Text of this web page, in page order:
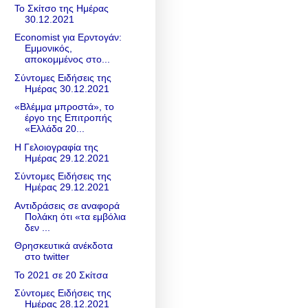
Το Σκίτσο της Ημέρας
30.12.2021
Economist για Ερντογάν:
Εμμονικός,
αποκομμένος στο...
Σύντομες Ειδήσεις της
Ημέρας 30.12.2021
«Βλέμμα μπροστά», το
έργο της Επιτροπής
«Ελλάδα 20...
Η Γελοιογραφία της
Ημέρας 29.12.2021
Σύντομες Ειδήσεις της
Ημέρας 29.12.2021
Αντιδράσεις σε αναφορά
Πολάκη ότι «τα εμβόλια
δεν ...
Θρησκευτικά ανέκδοτα
στο twitter
Το 2021 σε 20 Σκίτσα
Σύντομες Ειδήσεις της
Ημέρας 28.12.2021